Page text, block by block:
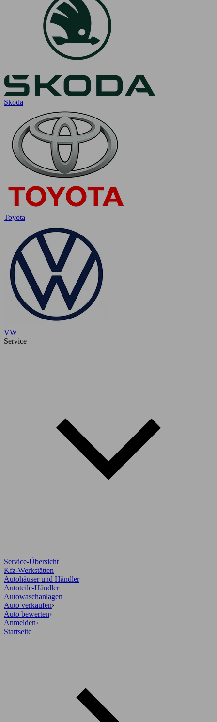
Skoda
Toyota
VW
Service
Service-Übersicht
Kfz-Werkstätten
Autohäuser und Händler
Autoteile-Händler
Autowaschanlagen
Auto verkaufen›
Auto bewerten›
Anmelden›
Startseite